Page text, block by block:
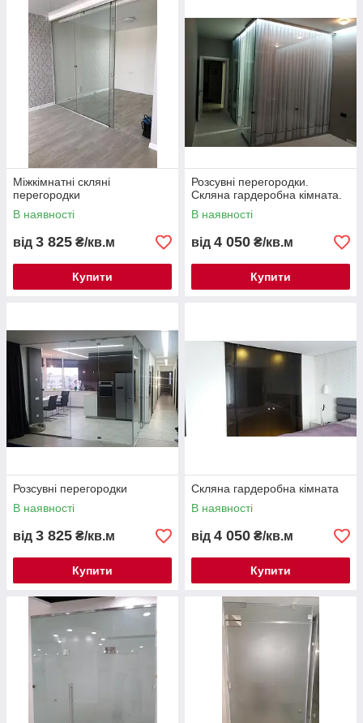
Міжкімнатні скляні
перегородки
В наявності
від 3 825 ₴/кв.м
Купити
Розсувні перегородки.
Скляна гардеробна кімната.
В наявності
від 4 050 ₴/кв.м
Купити
Розсувні перегородки
В наявності
від 3 825 ₴/кв.м
Купити
Скляна гардеробна кімната
В наявності
від 4 050 ₴/кв.м
Купити